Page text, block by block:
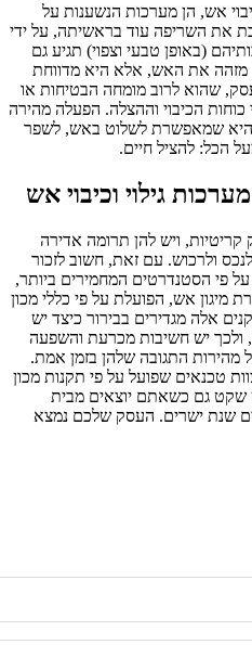
אש, הן מערכות הנשענות על
את השריפה עוד בראשיתה, על ידי
(באופן טבעי וצפוי) תגיע גם
את האש, אלא היא מדווחת
שהוא לרוב מומחה הבטיחות או
הכיבוי וההצלה. הפעלה מהירה
היא שמאפשרת לשלוט באש, לשפר
הכל: להציל חיים.
גילוי וכיבוי אש
קריטיות, ויש להן תרומה אדירה
ולרכוש. עם זאת, חשוב לזכור
פי הסטנדרטים המחמירים ביותר,
מיגון אש, הפועלת על פי כללי מכון
אלה מגדירים בבירור כיצד יש
ולכך יש חשיבות מכרעת והשפעה
מהירות התגובה שלהן בזמן אמת.
טכנאים שפועל על פי תקנות מכון
שקט גם כשאתם יוצאים מבית
שנת ישרים. העסק שלכם נמצא